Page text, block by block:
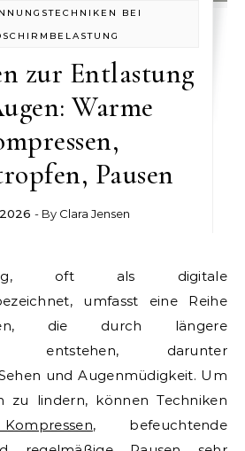
BEI
zur Entlastung
Warme
Pausen
- By Clara Jensen
umfasst eine Reihe
die durch längere
entstehen, darunter
und Augenmüdigkeit. Um
zu lindern, können Techniken
, befeuchtende